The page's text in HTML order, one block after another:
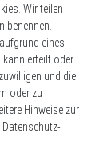
Wir teilen
benennen.
eines
erteilt oder
und die
oder zu
Hinweise zur
Daten­schutz­